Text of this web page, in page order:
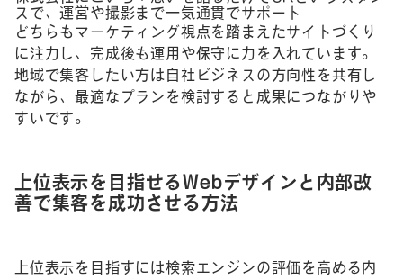
スで、運営や撮影まで一気通貫でサポート
どちらもマーケティング視点を踏まえたサイトづくり
に注力し、完成後も運用や保守に力を入れています。
地域で集客したい方は自社ビジネスの方向性を共有し
ながら、最適なプランを検討すると成果につながりや
すいです。
上位表示を目指せるWebデザインと内部改
善で集客を成功させる方法
上位表示を目指すには検索エンジンの評価を高める内